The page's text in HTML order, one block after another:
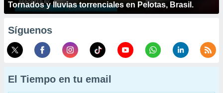
Tornados y lluvias torrenciales en Pelotas, Brasil.
Síguenos
El Tiempo en tu email